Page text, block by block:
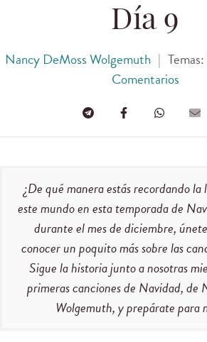
Día 9
Nancy DeMoss Wolgemuth | Temas:
Comentarios
¿De qué manera estás recordando
este mundo en esta temporada de
durante el mes de diciembre,
conocer un poquito más sobre las
Sigue la historia junto a nosotras
primeras canciones de Navidad, de
Wolgemuth, y prepárate para